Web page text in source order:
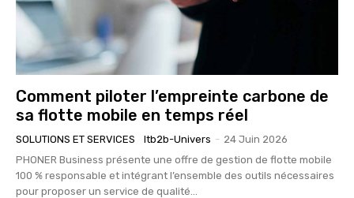
Comment piloter l’empreinte carbone de
sa flotte mobile en temps réel
SOLUTIONS ET SERVICES Itb2b-Univers - 24 Juin 2026
PHONER Business présente une offre de gestion de flotte mobile
100 % responsable et intégrant l’ensemble des outils nécessaires
pour proposer un service de qualité...